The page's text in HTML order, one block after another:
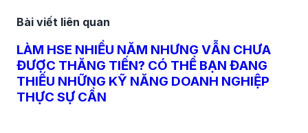
Bài viết liên quan
LÀM HSE NHIỀU NĂM NHƯNG VẪN CHƯA
ĐƯỢC THĂNG TIẾN? CÓ THỂ BẠN ĐANG
THIẾU NHỮNG KỸ NĂNG DOANH NGHIỆP
THỰC SỰ CẦN